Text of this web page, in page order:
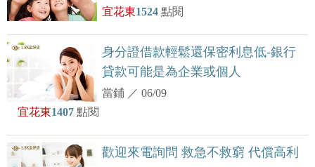
宜花東1524點閱
身分證借款輕鬆還保密利息低-銀行
貸款可能是為企業或個人
當鋪 ／06/09
宜花東1407 點閱
歡迎來電詢問 救急不救窮 代償高利